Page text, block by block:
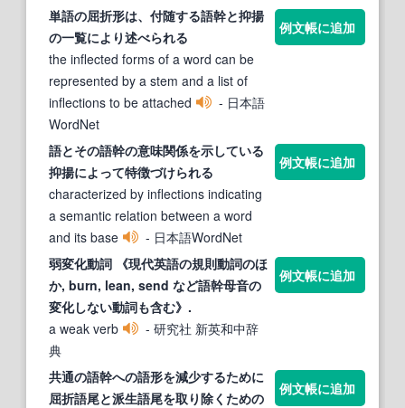
単語の屈折形は、付随する語幹と抑揚
の一覧により述べられる
the inflected forms of a word can be
represented by a stem and a list of
inflections to be attached
- 日本語
WordNet
例文帳に追加
語とその語幹の意味関係を示している
抑揚によって特徴づけられる
characterized by inflections indicating
a semantic relation between a word
and its base
- 日本語WordNet
例文帳に追加
弱変化動詞 《現代英語の規則動詞のほ
か, burn, lean, send など語幹母音の
変化しない動詞も含む》.
a weak verb
- 研究社 新英和中辞
典
例文帳に追加
共通の語幹への語形を減少するために
屈折語尾と派生語尾を取り除くための
例文帳に追加